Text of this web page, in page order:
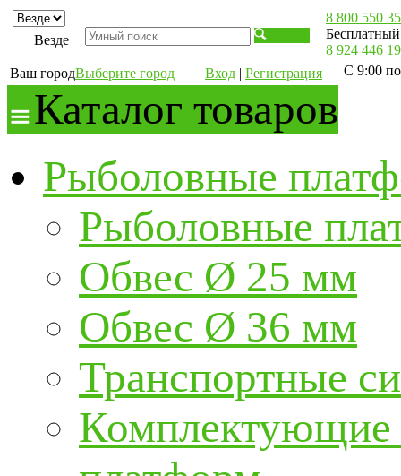
Везде
Ваш городВыберите город Вход | Регистрация
8 800 550
8 924 446
С 9:00
Каталог товаров
Рыболовные
Рыболовные
Обвес Ø 25 мм
Обвес Ø 36 мм
Транспортные
Комплектующие